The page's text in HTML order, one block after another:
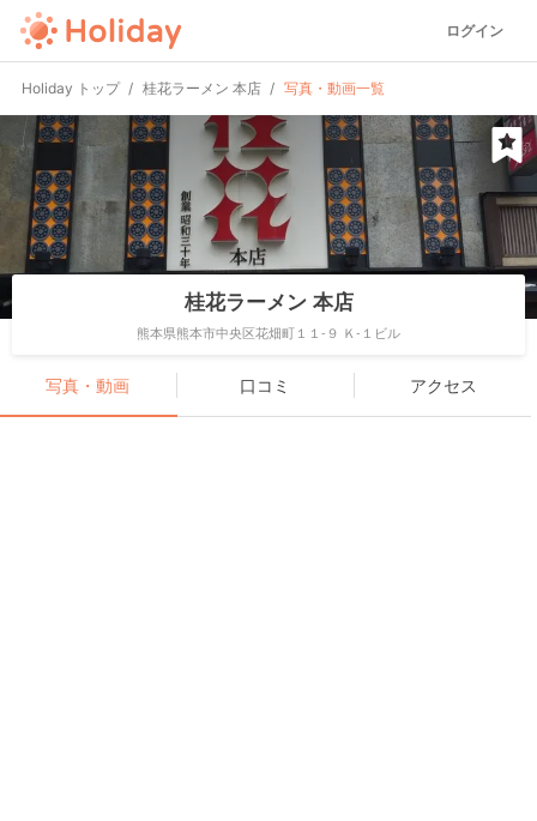
ログイン
Holiday トップ 桂花ラーメン 本店 写真・動画一覧
桂花ラーメン 本店
熊本県熊本市中央区花畑町１１-９ Ｋ-１ビル
写真・動画 口コミ アクセス